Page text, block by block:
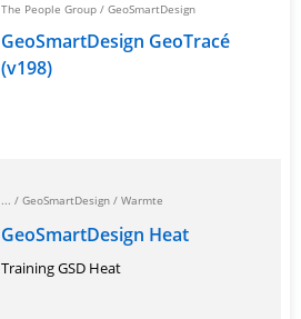
The People Group / GeoSmartDesign
GeoSmartDesign GeoTracé
(v198)
... / GeoSmartDesign / Warmte
GeoSmartDesign Heat
Training GSD Heat